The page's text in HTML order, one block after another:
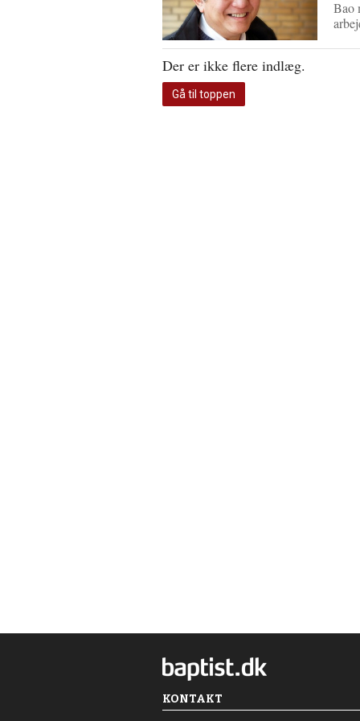
Bao
Der er ikke flere indlæg.
Gå til toppen
KONTAKT